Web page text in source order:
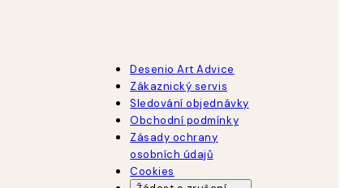
Desenio Art Advice
Zákaznický servis
Sledování objednávky
Obchodní podmínky
Zásady ochrany
osobních údajů
Cookies